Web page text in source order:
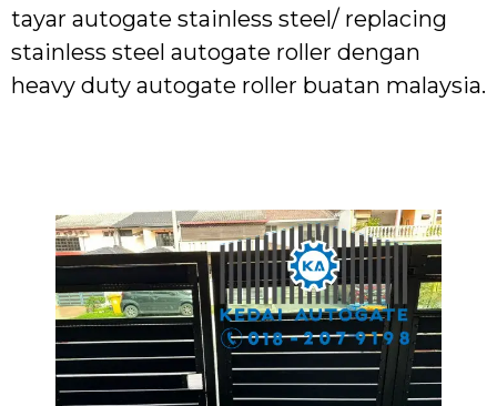
tayar autogate stainless steel/ replacing
stainless steel autogate roller dengan
heavy duty autogate roller buatan malaysia.